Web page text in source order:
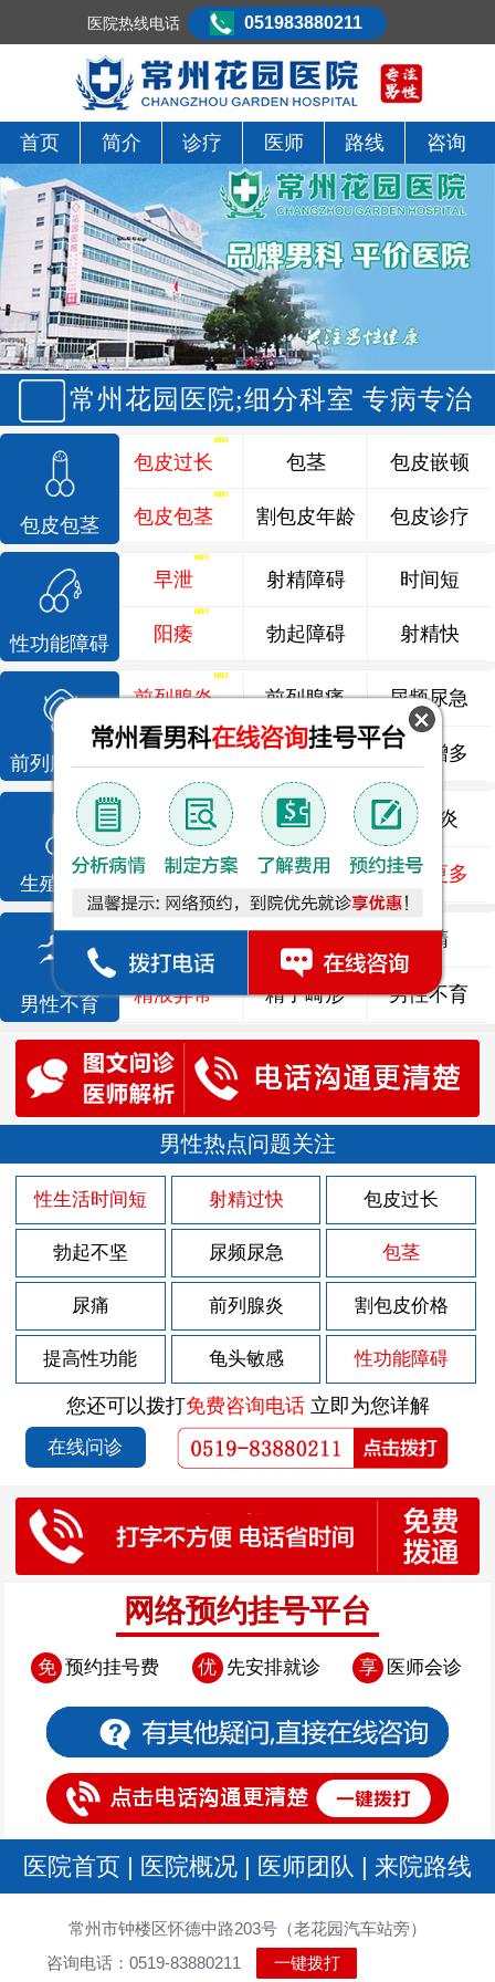
首页 简介 诊疗 医师 路线 咨询
常州花园医院;细分科室 专病专治
包皮包茎
包皮过长
包皮包茎
包茎
割包皮年龄
包皮嵌顿
包皮诊疗
性功能障碍
早泄
阳痿
射精障碍
勃起障碍
时间短
射精快
前列腺疾病
前列腺炎 前列腺痛 尿频尿急
前列腺增生 排尿不畅 夜尿增多
生殖感染
龟头炎 睾丸炎 尿道炎
尿相关 泌尿感染 了解更多
男性不育
死精 少精 弱精
精液异常 精子畸形 男性不育
男性热点问题关注
性生活时间短 射精过快 包皮过长
勃起不坚 尿频尿急 包茎
尿痛 前列腺炎 割包皮价格
提高性功能 龟头敏感 性功能障碍
您还可以拨打免费咨询电话立即为您详解
在线问诊
网络预约挂号平台
免 预约挂号费 优 先安排就诊 享 医师会诊
医院首页 | 医院概况 | 医师团队 | 来院路线
常州市钟楼区怀德中路203号（老花园汽车站旁）
咨询电话：0519-83880211
一键拨打
医院热线电话 051983880211